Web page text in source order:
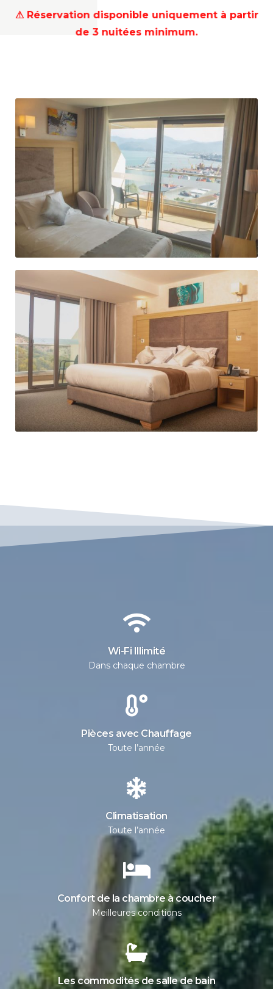
⚠ Réservation disponible uniquement à partir
de 3 nuitées minimum.
Wi-Fi Illimité
Dans chaque chambre
Pièces avec Chauffage
Toute l’année
Climatisation
Toute l’année
Confort de la chambre à coucher
Meilleures conditions
Lescommodités de salle de bain